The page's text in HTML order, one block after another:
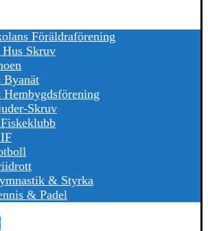
Föräldraförening
Skruv
Byanät
Hembygdsförening
Skruv
& Styrka
& Padel